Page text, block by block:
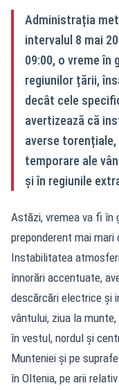
Administrația
intervalul 8 mai
09:00, o vreme
regiunilor țării,
decât cele
avertizează că
averse
temporare ale
și în regiunile
Astăzi, vremea va fi în
preponderent mai
Instabilitatea
înnorări accentuate,
descărcări electrice și
vântului, ziua la
în vestul, nordul și
Munteniei și pe
în Oltenia, pe arii